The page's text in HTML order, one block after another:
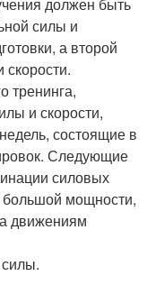
должен быть
силы и
а второй
тренинга,
и скорости,
состоящие в
Следующие
силовых
мощности,
движениям